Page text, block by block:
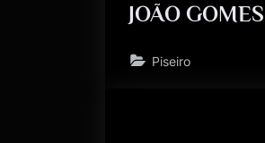
JOÃO
Piseiro